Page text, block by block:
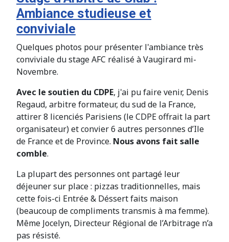
Ambiance studieuse et
conviviale
Quelques photos pour présenter l'ambiance très
conviviale du stage AFC réalisé à Vaugirard mi-
Novembre.
Avec le soutien du CDPE, j'ai pu faire venir, Denis
Regaud, arbitre formateur, du sud de la France,
attirer 8 licenciés Parisiens (le CDPE offrait la part
organisateur) et convier 6 autres personnes d’Ile
de France et de Province. Nous avons fait salle
comble.
La plupart des personnes ont partagé leur
déjeuner sur place : pizzas traditionnelles, mais
cette fois-ci Entrée & Déssert faits maison
(beaucoup de compliments transmis à ma femme).
Même Jocelyn, Directeur Régional de l’Arbitrage n’a
pas résisté.